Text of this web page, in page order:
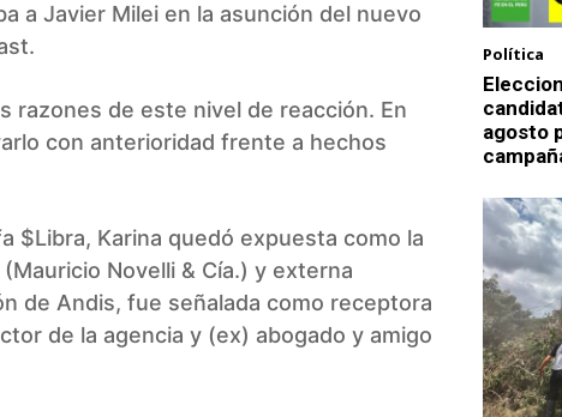
a Javier Milei en la asunción del nuevo
razones de este nivel de reacción. En
con anterioridad frente a hechos
$Libra, Karina quedó expuesta como la
Novelli & Cía.) y externa
de Andis, fue señalada como receptora
de la agencia y (ex) abogado y amigo
Política
agosto